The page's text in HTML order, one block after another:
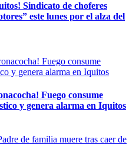
Sindicato de choferes
este lunes por el alza del
Fuego consume
y genera alarma en Iquitos